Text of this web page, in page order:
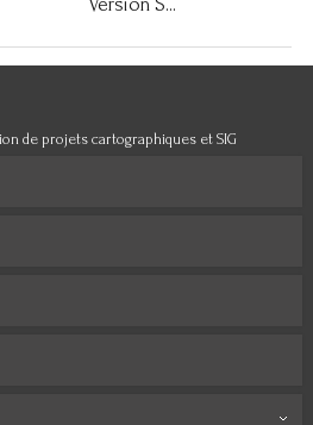
de projets cartographiques et SIG